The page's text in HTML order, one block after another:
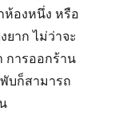
ห้องหนึ่ง หรือ
าก ไม่ว่าจะ
การออกร้าน
บก็สามารถ